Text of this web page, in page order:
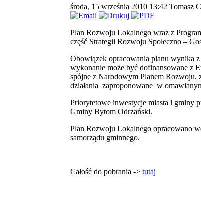
środa, 15 września 2010 13:42 Tomasz
Plan Rozwoju Lokalnego wraz z
część Strategii Rozwoju Społeczno –
Obowiązek opracowania planu wynika
wykonanie może być dofinansowane z
spójne z Narodowym Planem Rozwoju,
działania zaproponowane w
Priorytetowe inwestycje miasta i gminy
Gminy Bytom Odrzański.
Plan Rozwoju Lokalnego opracowano
samorządu gminnego.
Całość do pobrania -> tutaj